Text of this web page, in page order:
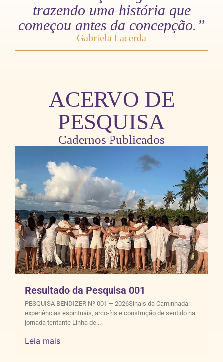
trazendo uma história que
começou antes da concepção.”
Gabriela Lacerda
ACERVO DE
PESQUISA
Cadernos Publicados
Resultado da Pesquisa 001
PESQUISA BENDIZER Nº 001 — 2026Sinais da Caminhada:
experiências espirituais, arco-íris e construção de sentido na
jornada tentante Linha de...
Leia mais